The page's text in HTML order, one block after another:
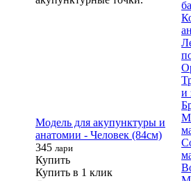
Модель для акупунктуры и
анатомии - Человек (84см)
345 лари
Купить
Купить в 1 клик
и